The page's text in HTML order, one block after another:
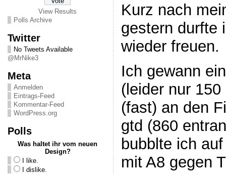
View Results
Polls Archive
Twitter
No Tweets Available
@MrNike3
Meta
Anmelden
Eintrags-Feed
Kommentar-Feed
WordPress.org
Polls
Was haltet ihr vom neuen
Design?
I like.
I dislike.
Kurz nach
gestern durfte
wieder freuen.
Ich gewann
(leider nur
(fast) an den
gtd (860
bubblte ich
mit A8 gegen